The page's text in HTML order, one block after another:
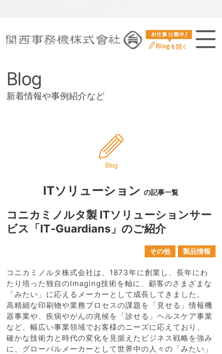
Blog
新着情報や事例紹介など
ITソリューションの記事一覧
コニカミノルタ製 ITソリューションサー
ビス「IT‐Guardians」のご紹介
その他 製品情報
コニカミノルタ株式会社は、1873年に創業し、長年にわ
たり培った独自のImaging技術を軸に、顧客のさまざまな
「みたい」に応えるメーカーとして成長してきました。
高精細な印刷物や業務プロセスの課題を「見せる」情報機
器事業や、疾病やがんの兆候を「診せる」ヘルスケア事業
など、幅広い事業領域でお客様のニーズに応えており、
確かな技術力と時代の変化を見据えたビジネス戦略を強み
に、グローバルメーカーとして世界中の人々の「みたい」